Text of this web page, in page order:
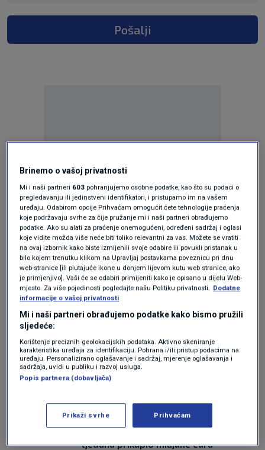
Pošalji
NAJČITANIJE
Postavili novi radar na cesti, u samo 10
tjedana prikupio milijune eura
Brinemo o vašoj privatnosti
Mi i naši partneri 603 pohranjujemo osobne podatke, kao što su podaci o
pregledavanju ili jedinstveni identifikatori, i pristupamo im na vašem
uređaju. Odabirom opcije Prihvaćam omogućit ćete tehnologije praćenja
koje podržavaju svrhe za čije pružanje mi i naši partneri obrađujemo
podatke. Ako su alati za praćenje onemogućeni, određeni sadržaj i oglasi
koje vidite možda više neće biti toliko relevantni za vas. Možete se vratiti
na ovaj izbornik kako biste izmijenili svoje odabire ili povukli pristanak u
bilo kojem trenutku klikom na Upravljaj postavkama poveznicu pri dnu
web-stranice [ili plutajuće ikone u donjem lijevom kutu web stranice, ako
je primjenjivo]. Vaši će se odabiri primijeniti kako je opisano u dijelu Web-
mjesto. Za više pojedinosti pogledajte našu Politiku privatnosti. Dodatne
informacije o vašoj privatnosti
Mi i naši partneri obrađujemo podatke kako bismo pružili
sljedeće:
Korištenje preciznih geolokacijskih podataka. Aktivno skeniranje
karakteristika uređaja za identifikaciju. Pohrana i/ili pristup podacima na
uređaju. Personalizirano oglašavanje i sadržaj, mjerenje oglašavanja i
sadržaja, uvidi u publiku i razvoj usluga.
Popis partnera (dobavljača)
Prikaži svrhe Prihvaćam